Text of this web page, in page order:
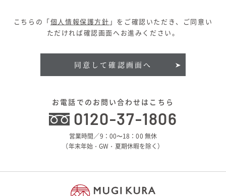
こちらの「個人情報保護方針 」をご確認いただき、ご同意い
ただければ確認画面へお進みください。
同意して確認画面へ
お電話でのお問い合わせはこちら
0120-37-1806
営業時間／9：00〜18：00 無休
（年末年始・GW・夏期休暇を除く）